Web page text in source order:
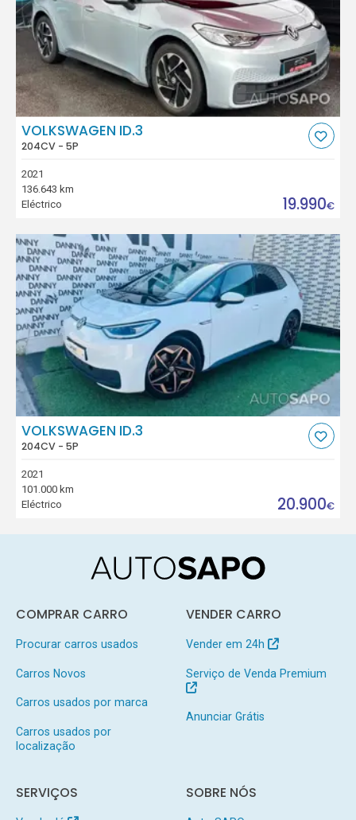
VOLKSWAGEN ID.3
204CV - 5P
2021
136.643 km
Eléctrico
19.990€
VOLKSWAGEN ID.3
204CV - 5P
2021
101.000 km
Eléctrico
20.900€
COMPRAR CARRO
Procurar carros usados
Carros Novos
Carros usados por marca
Carros usados por
localização
VENDER CARRO
Vender em 24h
Serviço de Venda Premium
Anunciar Grátis
SERVIÇOS SOBRE NÓS